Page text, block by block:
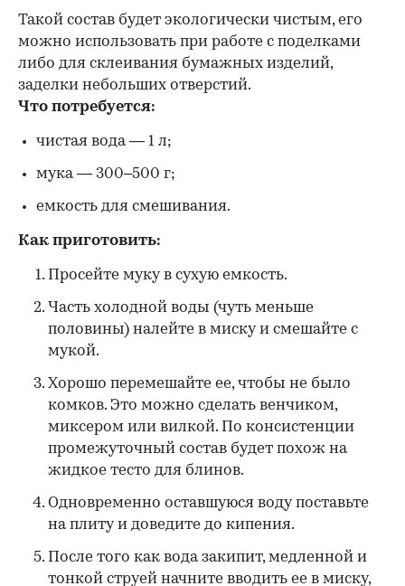
Такой состав будет экологически чистым, его
можно использовать при работе с поделками
либо для склеивания бумажных изделий,
заделки небольших отверстий.
Что потребуется:
чистая вода — 1 л;
мука — 300–500 г;
емкость для смешивания.
Как приготовить:
Просейте муку в сухую емкость.
Часть холодной воды (чуть меньше
половины) налейте в миску и смешайте с
мукой.
Хорошо перемешайте ее, чтобы не было
комков. Это можно сделать венчиком,
миксером или вилкой. По консистенции
промежуточный состав будет похож на
жидкое тесто для блинов.
Одновременно оставшуюся воду поставьте
на плиту и доведите до кипения.
После того как вода закипит, медленной и
тонкой струей начните вводить ее в миску,